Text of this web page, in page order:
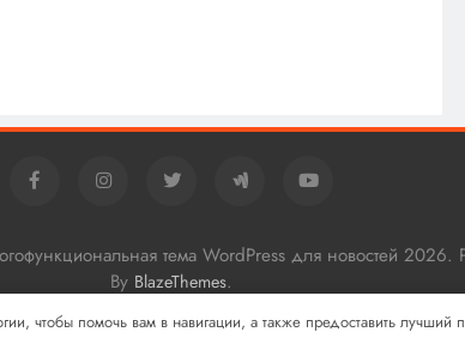
тема WordPress для новостей 2026.
By BlazeThemes.
чтобы помочь вам в навигации, а также предоставить лучший